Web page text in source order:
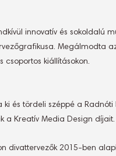
innovatív és sokoldalú
Megálmodta
csoportos kiállításokon.
és tördeli széppé a Radnóti
a Kreatív Media Design díjait.
divattervezők 2015-ben